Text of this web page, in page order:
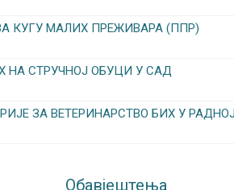
КУГУ МАЛИХ ПРЕЖИВАРА (ППР)
НА СТРУЧНОЈ ОБУЦИ У САД
ЗА ВЕТЕРИНАРСТВО БИХ У
Обавјештења